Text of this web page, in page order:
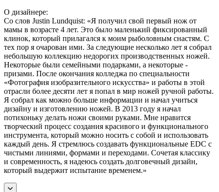
О дизайнере:
Со слов Justin Lundquist: «Я получил свой первый нож от
мамы в возрасте 4 лет. Это было маленький фиксированный
клинок, который прилагался к моим рыболовным снастям. С
тех пор я очарован ими. За следующие несколько лет я собрал
небольшую коллекцию недорогих производственных ножей.
Некоторые были семейными подарками, а некоторые -
призами. После окончания колледжа по специальности
«Фотография изобразительного искусства» и работы в этой
отрасли более десяти лет я попал в мир ножей ручной работы.
Я собрал как можно больше информации и начал учиться
дизайну и изготовлению ножей. В 2013 году я начал
потихоньку делать ножи своими руками. Мне нравится
творческий процесс создания красивого и функционального
инструмента, который можно носить с собой и использовать
каждый день. Я стремлюсь создавать функциональные EDC с
чистыми линиями, формами и переходами. Сочетая классику
и современность, я надеюсь создать долговечный дизайн,
который выдержит испытание временем.»